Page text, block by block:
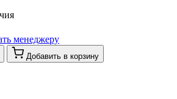
менеджеру
Добавить в корзину